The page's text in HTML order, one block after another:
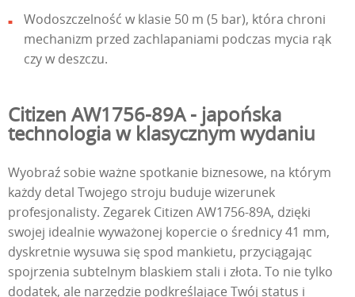
Wodoszczelność w klasie 50 m (5 bar), która chroni
mechanizm przed zachlapaniami podczas mycia rąk
czy w deszczu.
Citizen AW1756-89A - japońska
technologia w klasycznym wydaniu
Wyobraź sobie ważne spotkanie biznesowe, na którym
każdy detal Twojego stroju buduje wizerunek
profesjonalisty. Zegarek Citizen AW1756-89A, dzięki
swojej idealnie wyważonej kopercie o średnicy 41 mm,
dyskretnie wysuwa się spod mankietu, przyciągając
spojrzenia subtelnym blaskiem stali i złota. To nie tylko
dodatek, ale narzędzie podkreślające Twój status i